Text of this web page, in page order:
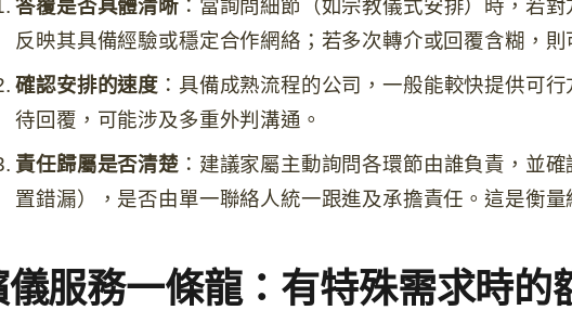
答覆是否具體清晰：當詢問細節（如宗教儀式安排）時，若
反映其具備經驗或穩定合作網絡；若多次轉介或回覆含糊，則
確認安排的速度 ：具備成熟流程的公司，一般能較快提供可
待回覆，可能涉及多重外判溝通。
責任歸屬是否清楚 ：建議家屬主動詢問各環節由誰負責，並
置錯漏），是否由單一聯絡人統一跟進及承擔責任。這是衡量
儀服務一條龍：有特殊需求時的